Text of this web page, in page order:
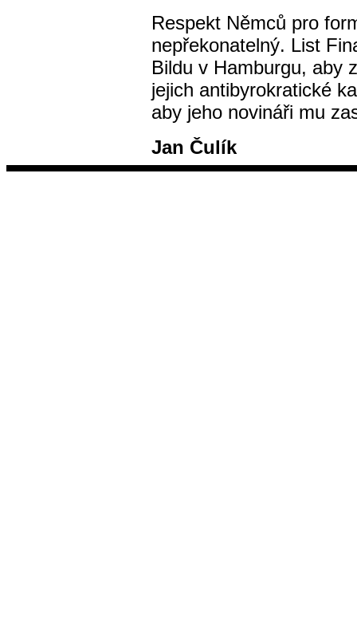
Respekt Němců pro
nepřekonatelný. List
Bildu v Hamburgu, aby
jejich antibyrokratické
aby jeho novináři mu
Jan Čulík